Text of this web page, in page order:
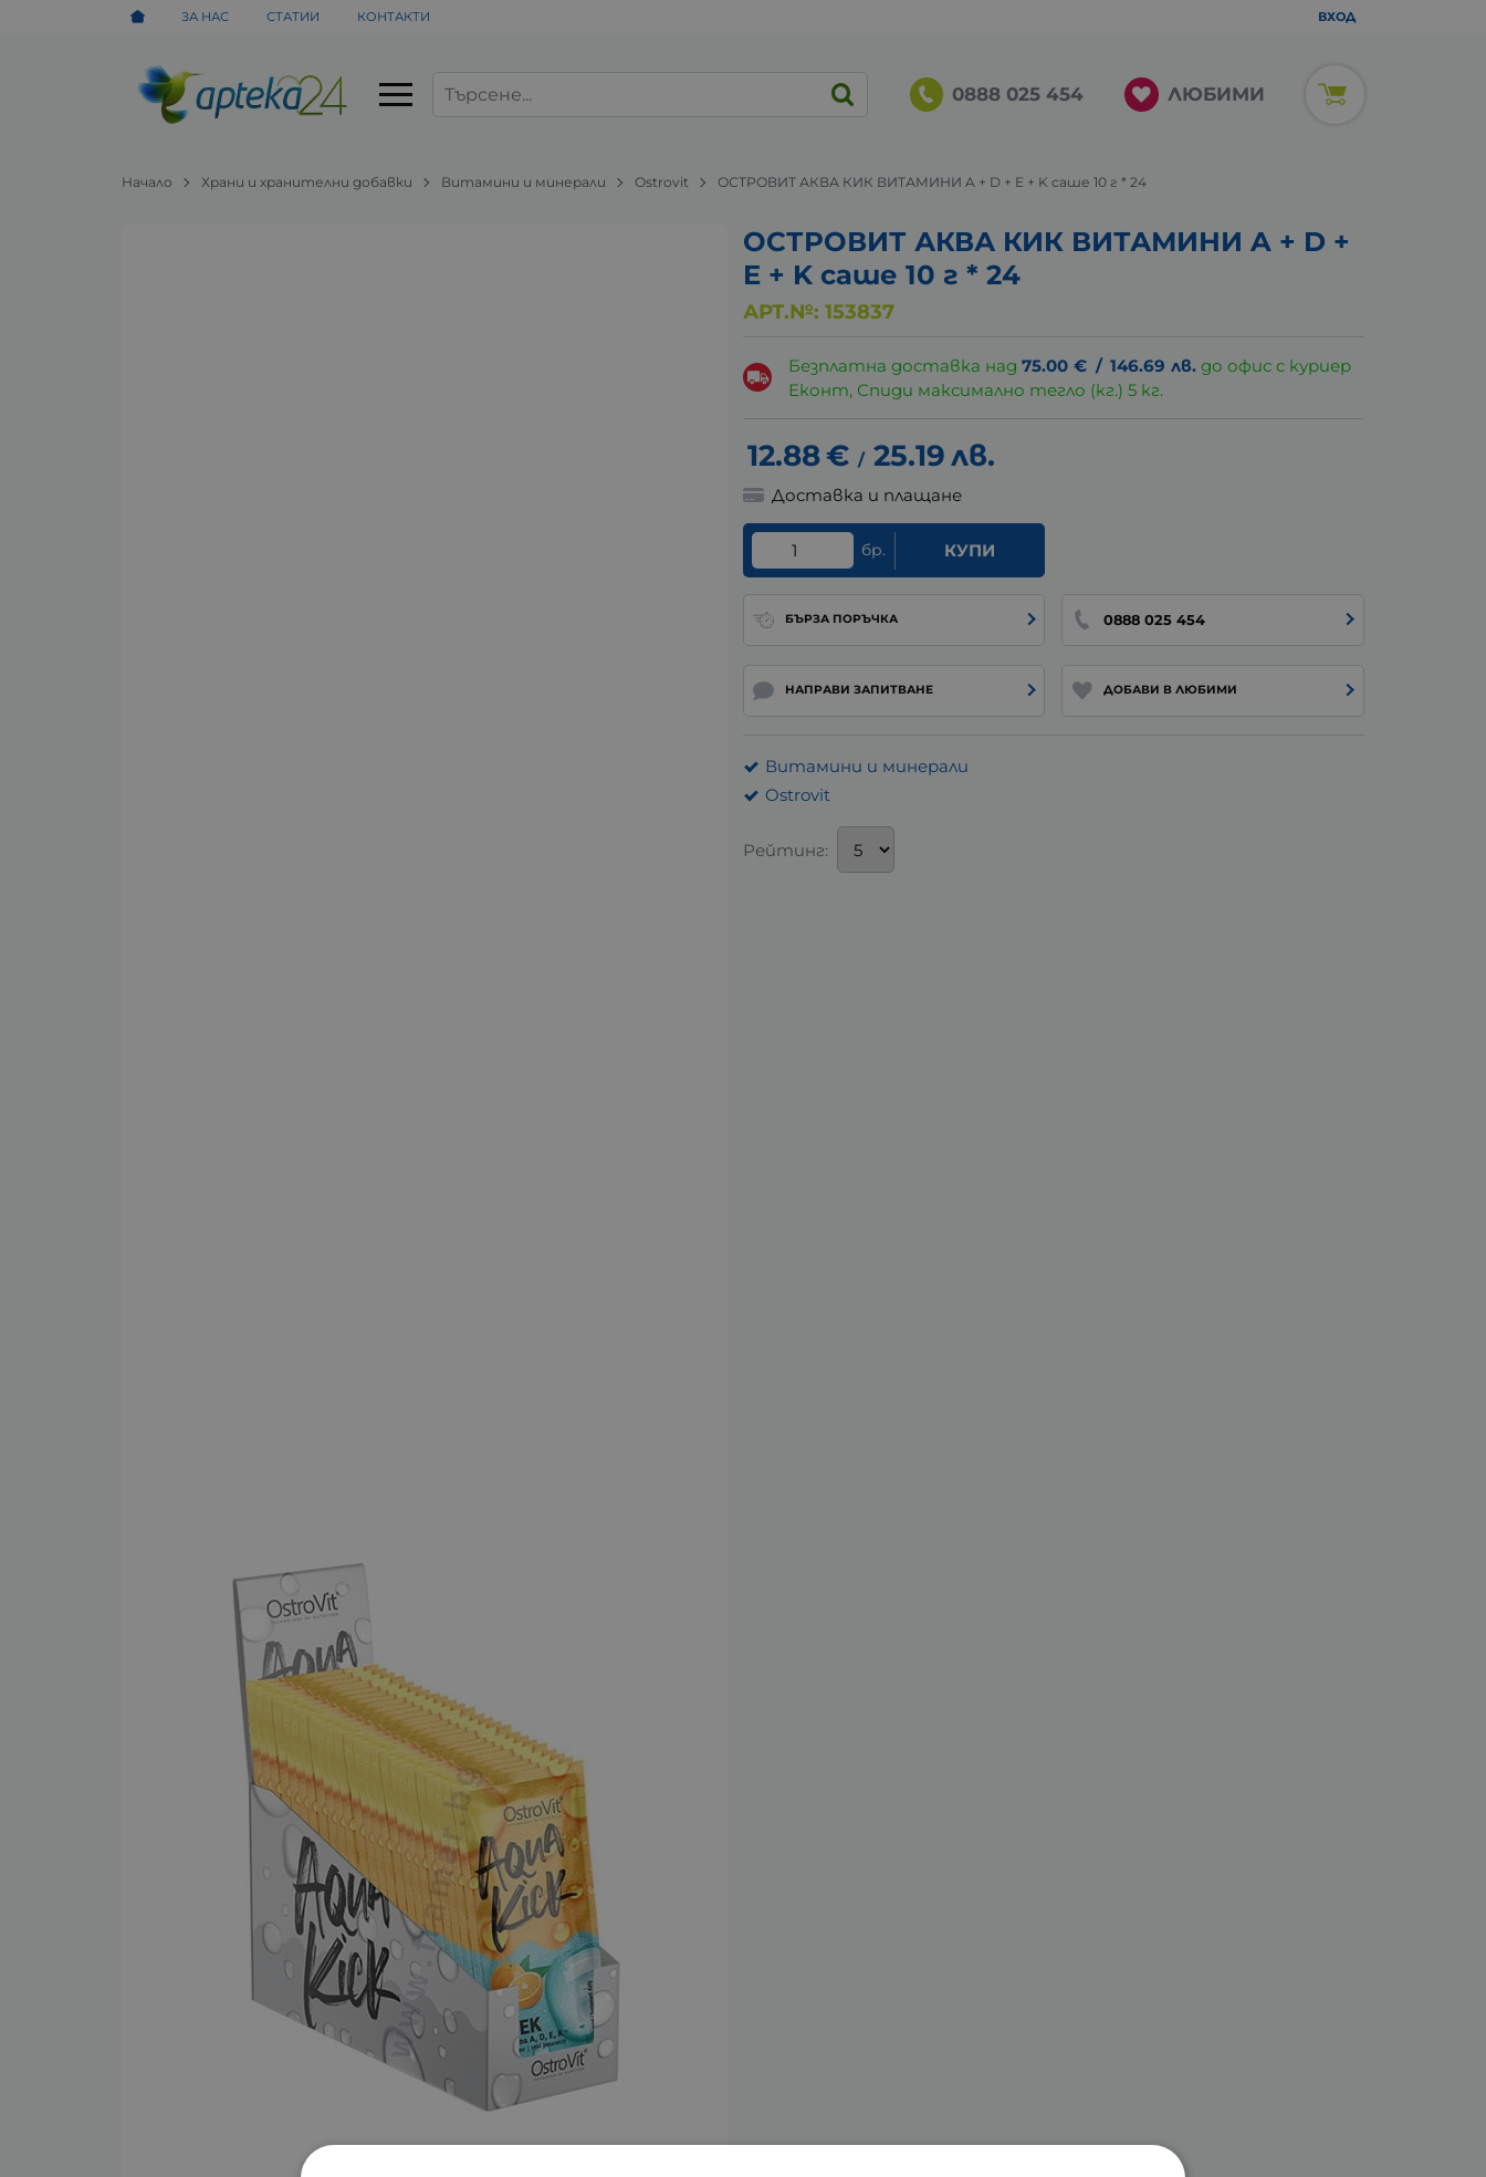
ЗА НАС СТАТИИ КОНТАКТИ ВХОД
0888 025 454 ЛЮБИМИ
Начало Храни и хранителни добавки Витамини и минерали Ostrovit ОСТРОВИТ АКВА КИК ВИТАМИНИ A + D + E + K саше 10 г * 24
ОСТРОВИТ АКВА КИК ВИТАМИНИ A + D +
E + K саше 10 г * 24
АРТ.№: 153837
Безплатна доставка над75.00 € / 146.69 лв. до офис с куриер
Еконт, Спиди максимално тегло (кг.) 5 кг.
12.88€ / 25.19лв.
Доставка и плащане
бр. КУПИ
БЪРЗА ПОРЪЧКА 0888 025 454
НАПРАВИ ЗАПИТВАНЕ ДОБАВИ В ЛЮБИМИ
Витамини и минерали
Ostrovit
Рейтинг: